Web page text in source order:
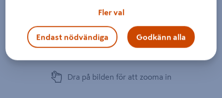
Dra på bilden för att zooma in
Fler val
Endast nödvändiga Godkänn alla